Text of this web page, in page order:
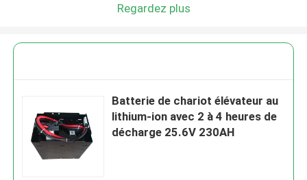
Regardez plus
Batterie de chariot élévateur au
lithium-ion avec 2 à 4 heures de
décharge 25.6V 230AH